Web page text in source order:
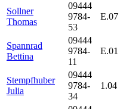
Sollner
Thomas
09444
9784-
53
E.07
Spannrad
Bettina
09444
9784-
11
E.01
Stempfhuber
Julia
09444
9784-
34
1.04